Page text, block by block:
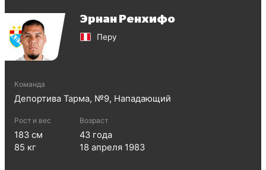
Эрнан Ренхифо
Перу
Команда
Депортива Тарма, №9, Нападающий
Рост и вес
183 см
85 кг
Возраст
43 года
18 апреля 1983